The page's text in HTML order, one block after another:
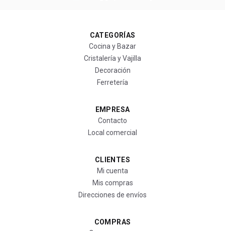
CATEGORÍAS
Cocina y Bazar
Cristalería y Vajilla
Decoración
Ferretería
EMPRESA
Contacto
Local comercial
CLIENTES
Mi cuenta
Mis compras
Direcciones de envíos
COMPRAS